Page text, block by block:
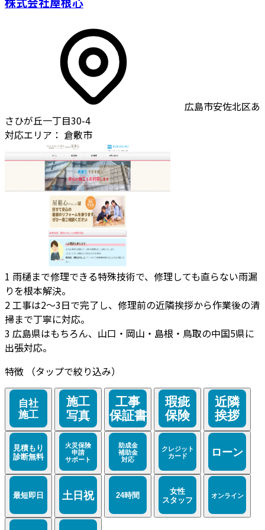
広島市安佐北区あ
さひが丘一丁目30-4
対応エリア： 倉敷市
1 雨樋まで修理できる特殊技術で、修理しても直らない雨漏
りを根本解決。
2工事は2～3日で完了し、修理前の近隣挨拶から作業後の清
掃まで丁寧に対応。
3 広島県はもちろん、山口・岡山・島根・鳥取の中国5県に
出張対応。
特徴
（タップで絞り込み）